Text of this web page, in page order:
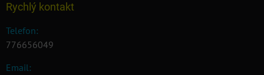
Rychlý kontakt
Telefon:
776656049
Email: